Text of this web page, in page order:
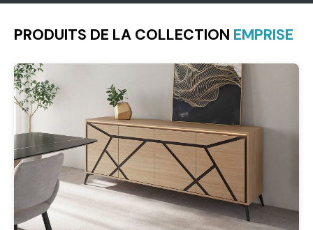
PRODUITS DE LA COLLECTION EMPRISE